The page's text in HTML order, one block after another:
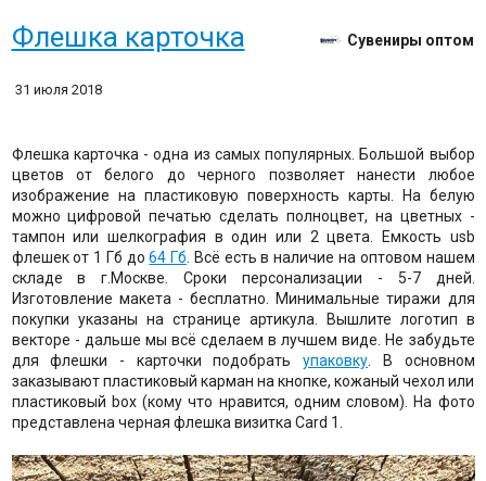
Флешка карточка Сувениры оптом
31 июля 2018
Флешка карточка - одна из самых популярных. Большой выбор
цветов от белого до черного позволяет нанести любое
изображение на пластиковую поверхность карты. На белую
можно цифровой печатью сделать полноцвет, на цветных -
тампон или шелкография в один или 2 цвета. Емкость usb
флешек от 1 Гб до64 Гб . Всё есть в наличие на оптовом нашем
складе в г.Москве. Сроки персонализации - 5-7 дней.
Изготовление макета - бесплатно. Минимальные тиражи для
покупки указаны на странице артикула. Вышлите логотип в
векторе - дальше мы всё сделаем в лучшем виде. Не забудьте
для флешки - карточки подобратьупаковку . В основном
заказывают пластиковый карман на кнопке, кожаный чехол или
пластиковый box (кому что нравится, одним словом). На фото
представлена черная флешка визитка Card 1.